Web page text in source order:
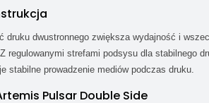
druku dwustronnego zwiększa wydajność i
Z regulowanymi strefami podsysu dla stabilnego
stabilne prowadzenie mediów podczas druku.
Pulsar Double Side